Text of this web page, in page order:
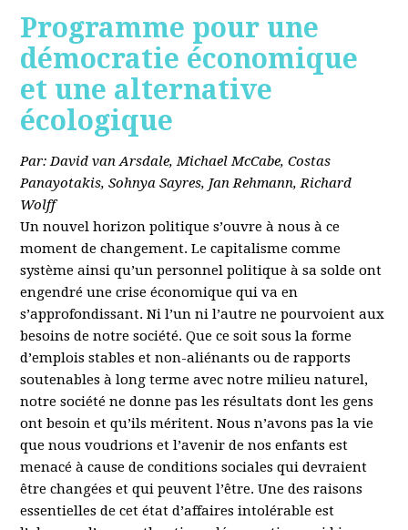
Programme pour une
démocratie économique
et une alternative
écologique
Par: David van Arsdale, Michael McCabe, Costas
Panayotakis, Sohnya Sayres, Jan Rehmann, Richard
Wolff
Un nouvel horizon politique s’ouvre à nous à ce
moment de changement. Le capitalisme comme
système ainsi qu’un personnel politique à sa solde ont
engendré une crise économique qui va en
s’approfondissant. Ni l’un ni l’autre ne pourvoient aux
besoins de notre société. Que ce soit sous la forme
d’emplois stables et non-aliénants ou de rapports
soutenables à long terme avec notre milieu naturel,
notre société ne donne pas les résultats dont les gens
ont besoin et qu’ils méritent. Nous n’avons pas la vie
que nous voudrions et l’avenir de nos enfants est
menacé à cause de conditions sociales qui devraient
être changées et qui peuvent l’être. Une des raisons
essentielles de cet état d’affaires intolérable est